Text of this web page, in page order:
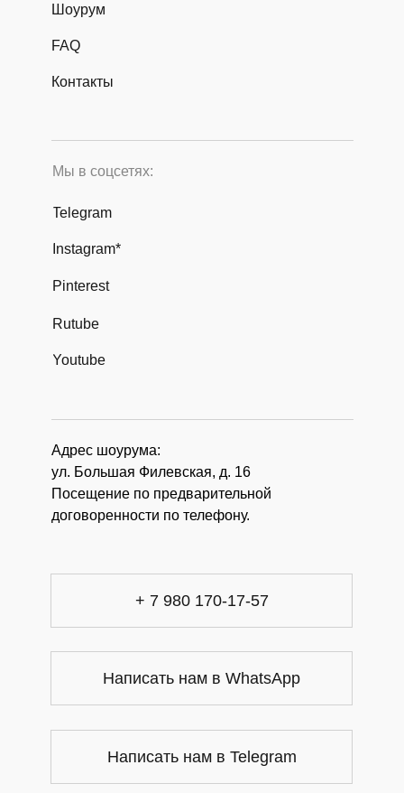
Адрес шоурума:
ул. Большая Филевская, д. 16
Посещение по предварительной
договоренности по телефону.
Мы в соцсетях:
Instagram*
Telegram
+ 7 980 170-17-57
Написать нам в WhatsApp
Написать нам в Telegram
Шоурум
FAQ
Контакты
Pinterest
Rutube
Youtube